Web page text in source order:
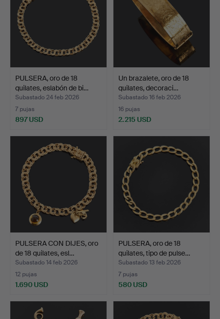
PULSERA, oro de 18
quilates, eslabón de bi…
Subastado 24 feb 2026
7 pujas
897 USD
Un brazalete, oro de 18
quilates, decoraci…
Subastado 16 feb 2026
16 pujas
2.215 USD
PULSERA CON DIJES, oro
de 18 quilates, esl…
Subastado 14 feb 2026
12 pujas
1.690 USD
PULSERA, oro de 18
quilates, tipo de pulse…
Subastado 13 feb 2026
7 pujas
580 USD